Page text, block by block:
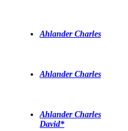
Ahlander Charles
Ahlander Charles
Ahlander Charles
David*